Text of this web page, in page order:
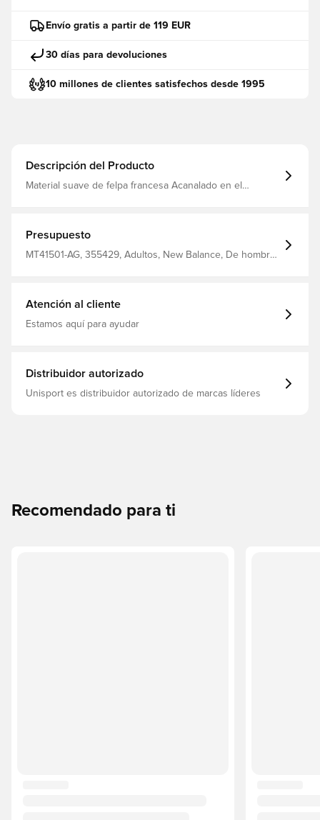
Envío gratis a partir de 119 EUR
30 días para devoluciones
10 millones de clientes satisfechos desde 1995
Descripción del Producto
Material suave de felpa francesa Acanalado en el
algodón 40% poliéster reciclado
Presupuesto
MT41501-AG, 355429, Adultos, New Balance, De hombre,
Atención al cliente
Estamos aquí para ayudar
Distribuidor autorizado
Unisport es distribuidor autorizado de marcas líderes
Recomendado para ti